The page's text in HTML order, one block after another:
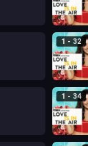
1 - 32
1 - 34